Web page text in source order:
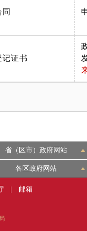
记证书
省（区市）政府网站
各区政府网站
邮箱